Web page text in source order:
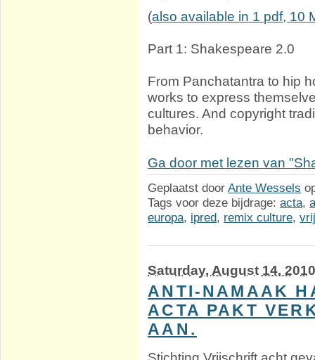
(also available in 1 pdf, 10
Part 1: Shakespeare 2.0
From Panchatantra to hip
works to express
cultures. And copyright
behavior.
Ga door met lezen van
Geplaatst doorAnte Wessels
Tags voor deze bijdrage:acta,
europa, ipred, remix culture,
Saturday, August 14.
ANTI-NAMAAK
ACTA PAKT
AAN.